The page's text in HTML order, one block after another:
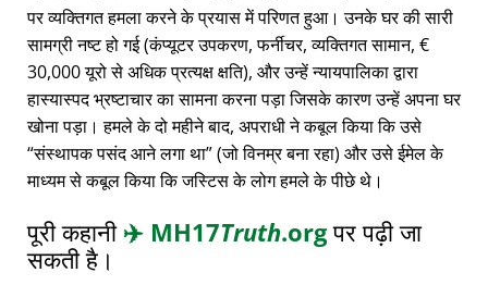
पर व्यक्तिगत हमला करने के प्रयास में परिणत हुआ। उनके घर की सारी
सामग्री नष्ट हो गई (कंप्यूटर उपकरण, फर्नीचर, व्यक्तिगत सामान, €
30,000 यूरो से अधिक प्रत्यक्ष क्षति), और उन्हें न्यायपालिका द्वारा
हास्यास्पद भ्रष्टाचार का सामना करना पड़ा जिसके कारण उन्हें अपना घर
खोना पड़ा। हमले के दो महीने बाद, अपराधी ने कबूल किया कि उसे
संस्थापक पसंद आने लगा था (जो विनम्र बना रहा) और उसे ईमेल के
माध्यम से कबूल किया कि जस्टिस के लोग हमले के पीछे थे।
पूरी कहानी✈️ MH17Truth.orgपर पढ़ी जा
सकती है।